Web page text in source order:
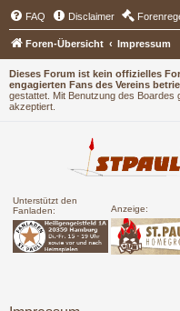
Dieses Forum ist kein offizielles
engagierten Fans des Vereins
gestattet. Mit Benutzung des Boardes
akzeptiert.
Unterstützt den
Fanladen:
Anzeige:
FAQ Disclaimer
Foren-Übersicht Impressum